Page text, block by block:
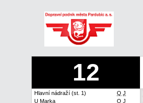
12
Hlavní nádraží (st. 1) Q J
U Marka
Q J